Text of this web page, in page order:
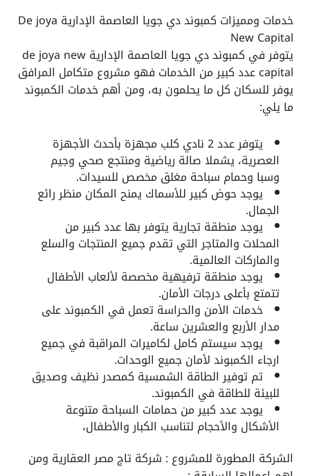
خدمات ومميزات كمبوند دي جويا العاصمة الإدارية De joya
New Capital
يتوفر في كمبوند دي جويا العاصمة الإدارية de joya new
capital عدد كبير من الخدمات فهو مشروع متكامل المرافق
يوفر للسكان كل ما يحلمون به، ومن أهم خدمات الكمبوند
ما يلي:
يتوفر عدد 2 نادي كلب مجهزة بأحدث الأجهزة
العصرية، يشملا صالة رياضية ومنتجع صحي وجيم
وسبا وحمام سباحة مغلق مخصص للسيدات.
يوجد حوض كبير للأسماك يمنح المكان منظر رائع
الجمال.
يوجد منطقة تجارية يتوفر بها عدد كبير من
المحلات والمتاجر التي تقدم جميع المنتجات والسلع
والماركات العالمية.
يوجد منطقة ترفيهية مخصصة لألعاب الأطفال
تتمتع بأعلى درجات الأمان.
خدمات الأمن والحراسة تعمل في الكمبوند على
مدار الأربع والعشرين ساعة.
يوجد سيستم كامل لكاميرات المراقبة في جميع
ارجاء الكمبوند لأمان جميع الوحدات.
تم توفير الطاقة الشمسية كمصدر نظيف وصديق
للبيئة للطاقة في الكمبوند.
يوجد عدد كبير من حمامات السباحة متنوعة
الأشكال والأحجام لتناسب الكبار والأطفال،
الشركة المطورة للمشروع : شركة تاج مصر العقارية ومن